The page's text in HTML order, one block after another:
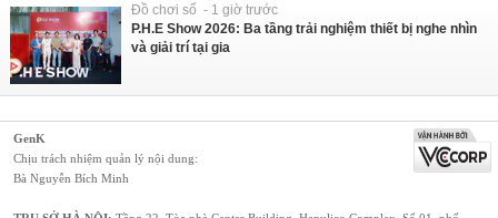
Đồ chơi số - 1 giờ trước
P.H.E Show 2026: Ba tầng trải nghiệm thiết bị nghe nhìn
và giải trí tại gia
GenK
Chịu trách nhiệm quản lý nội dung:
Bà Nguyễn Bích Minh